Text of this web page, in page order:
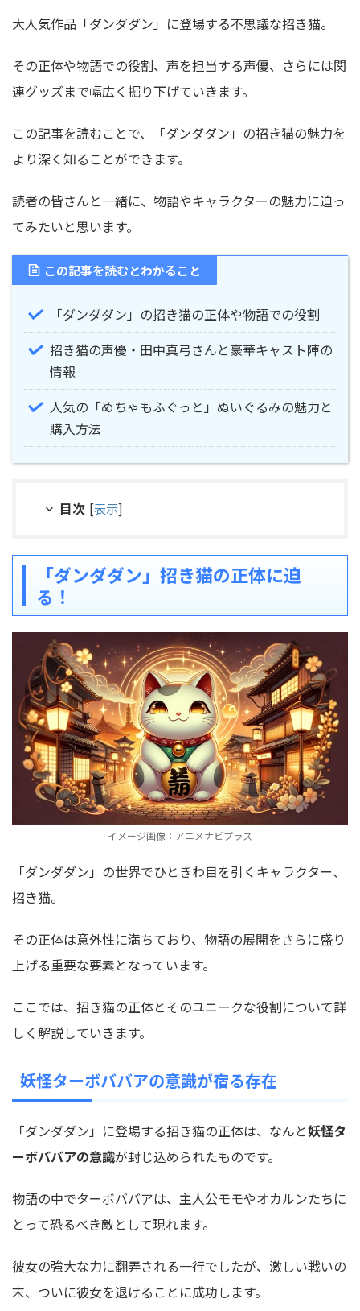
大人気作品「ダンダダン」に登場する不思議な招き猫。
その正体や物語での役割、声を担当する声優、さらには関
連グッズまで幅広く掘り下げていきます。
この記事を読むことで、「ダンダダン」の招き猫の魅力を
より深く知ることができます。
読者の皆さんと一緒に、物語やキャラクターの魅力に迫っ
てみたいと思います。
この記事を読むとわかること
「ダンダダン」の招き猫の正体や物語での役割
招き猫の声優・田中真弓さんと豪華キャスト陣の
情報
人気の「めちゃもふぐっと」ぬいぐるみの魅力と
購入方法
目次 [表示]
「ダンダダン」招き猫の正体に迫
る！
イメージ画像：アニメナビプラス
「ダンダダン」の世界でひときわ目を引くキャラクター、
招き猫。
その正体は意外性に満ちており、 物語の展開をさらに盛り
上げる重要な要素となっています。
ここでは、招き猫の正体とそのユニークな役割について詳
しく解説していきます。
妖怪ターボババアの意識が宿る存在
「ダンダダン」に登場する招き猫の正体は、なんと妖怪タ
ーボババアの意識が封じ込められたものです。
物語の中でターボババアは、主人公モモやオカルンたちに
とって恐るべき敵として現れます。
彼女の強大な力に翻弄される一行でしたが、激しい戦いの
末、ついに彼女を退けることに成功します。